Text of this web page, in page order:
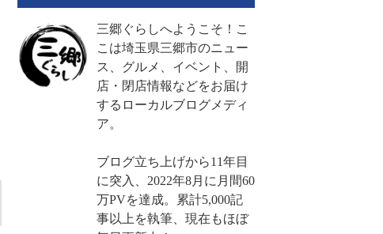
三郷ぐらしへようこそ！こ
こは埼玉県三郷市のニュー
ス、グルメ、イベント、開
店・閉店情報などをお届け
するローカルブログメディ
ア。
ブログ立ち上げから11年目
に突入、2022年8月に月間60
万PVを達成。累計5,000記
事以上を執筆、現在もほぼ